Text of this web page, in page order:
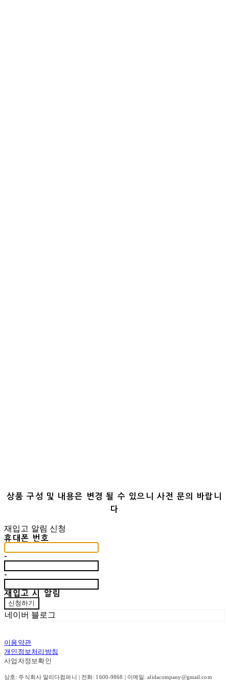
상품 구성 및 내용은 변경 될 수 있으니 사전 문의 바랍니
다
재입고 알림 신청
휴대폰 번호
-
-
재입고 시 알림
신청하기
네이버 블로그
이용약관
개인정보처리방침
사업자정보확인
상호: 주식회사 알리다컴퍼니 | 전화: 1600-9868 | 이메일: alidacompany@gmail.com